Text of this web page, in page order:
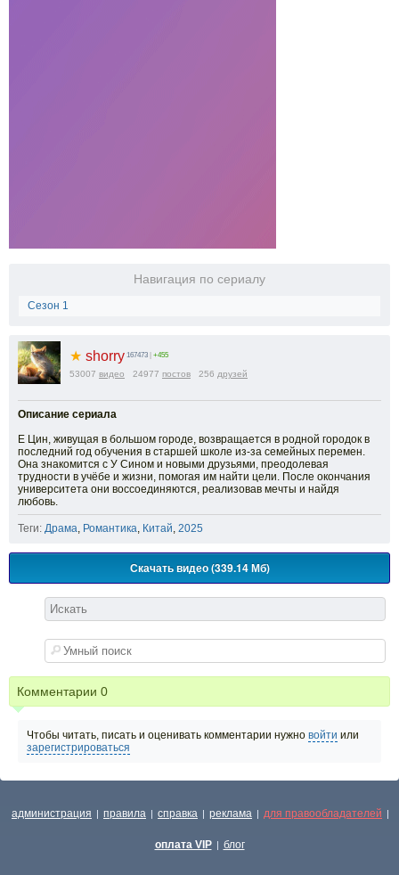
Навигация по сериалу
Сезон 1
★ shorry 167473 +455
53007 видео 24977 постов 256 друзей
Описание сериала
Е Цин, живущая в большом городе, возвращается в родной городок в
последний год обучения в старшей школе из‑за семейных перемен.
Она знакомится с У Сином и новыми друзьями, преодолевая
трудности в учёбе и жизни, помогая им найти цели. После окончания
университета они воссоединяются, реализовав мечты и найдя
любовь.
Теги: Драма, Романтика, Китай, 2025
Скачать видео (339.14 Мб)
Комментарии 0
Чтобы читать, писать и оценивать комментарии нужно войти или
зарегистрироваться
администрация | правила | справка | реклама | для правообладателей |
оплата VIP | блог